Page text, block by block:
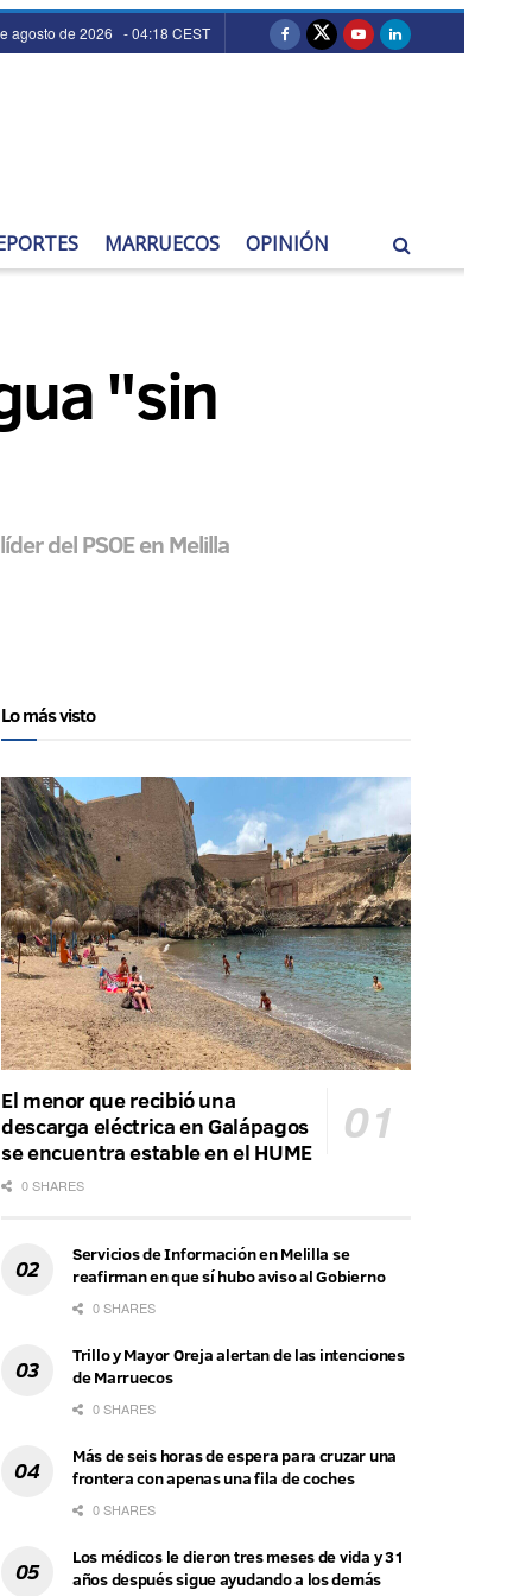
agosto de 2026 - 04:18 CEST
MARRUECOS OPINIÓN
"sin
del PSOE en Melilla
Lo más visto
El menor que recibió una
descarga eléctrica en Galápagos
se encuentra estable en el HUME
0 SHARES
Servicios de Información en Melilla se
reafirman en que sí hubo aviso al Gobierno
0 SHARES
Trillo y Mayor Oreja alertan de las intenciones
de Marruecos
0 SHARES
Más de seis horas de espera para cruzar una
frontera con apenas una fila de coches
0 SHARES
Los médicos le dieron tres meses de vida y 31
años después sigue ayudando a los demás